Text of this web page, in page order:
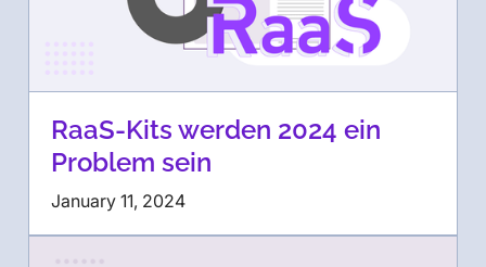
RaaS-Kits werden 2024 ein
Problem sein
January 11, 2024